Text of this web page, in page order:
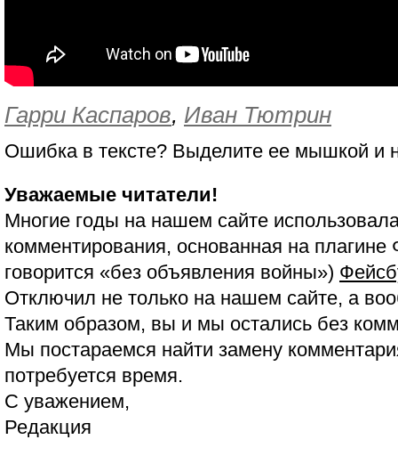
Гарри Каспаров, Иван Тютрин
Ошибка в тексте? Выделите ее мышкой и
Уважаемые читатели!
Многие годы на нашем сайте
комментирования, основанная на
говорится «без объявления войны»)
Отключил не только на нашем сайте, а
Таким образом, вы и мы остались без
Мы постараемся найти замену
потребуется время.
С уважением,
Редакция